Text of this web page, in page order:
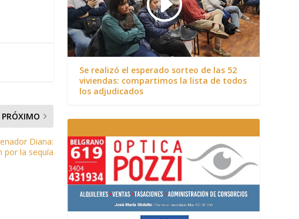
PRÓXIMO
Diana:
por la sequía
Se realizó el esperado sorteo de las 52
viviendas: compartimos la lista de todos
los adjudicados